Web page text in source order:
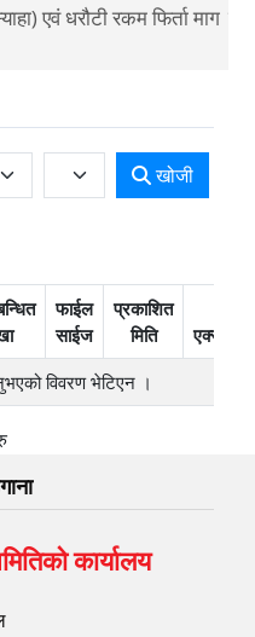
एवं धरौटी रकम फिर्ता माग
खोजी
फाईल
साईज
प्रकाशित
मिति
एक्सन
विवरण भेटिएन ।
कार्यालय